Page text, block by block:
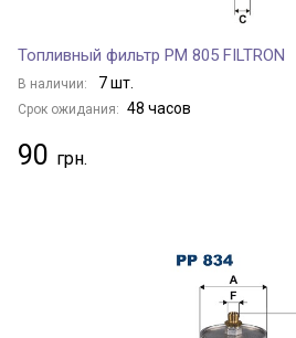
Топливный фильтр PM 805 FILTRON
В наличии: 7 шт.
Срок ожидания: 48 часов
90